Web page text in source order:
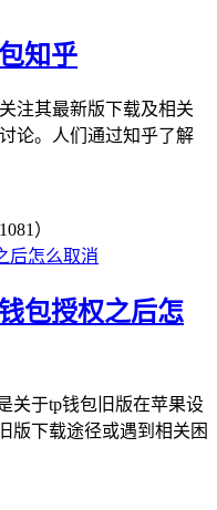
知乎
注其最新版下载及相关
论。人们通过知乎了解
）
包授权之后怎
关于tp钱包旧版在苹果设
版下载途径或遇到相关困